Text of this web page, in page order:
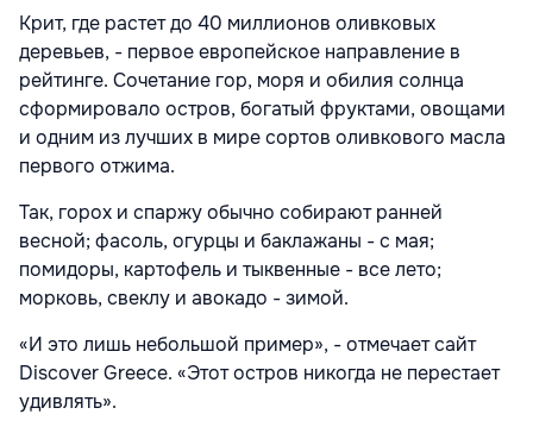
Крит, где растет до 40 миллионов оливковых
деревьев, - первое европейское направление в
рейтинге. Сочетание гор, моря и обилия солнца
сформировало остров, богатый фруктами, овощами
и одним из лучших в мире сортов оливкового масла
первого отжима.
Так, горох и спаржу обычно собирают ранней
весной; фасоль, огурцы и баклажаны - с мая;
помидоры, картофель и тыквенные - все лето;
морковь, свеклу и авокадо - зимой.
«И это лишь небольшой пример», - отмечает сайт
Discover Greece. «Этот остров никогда не перестает
удивлять».